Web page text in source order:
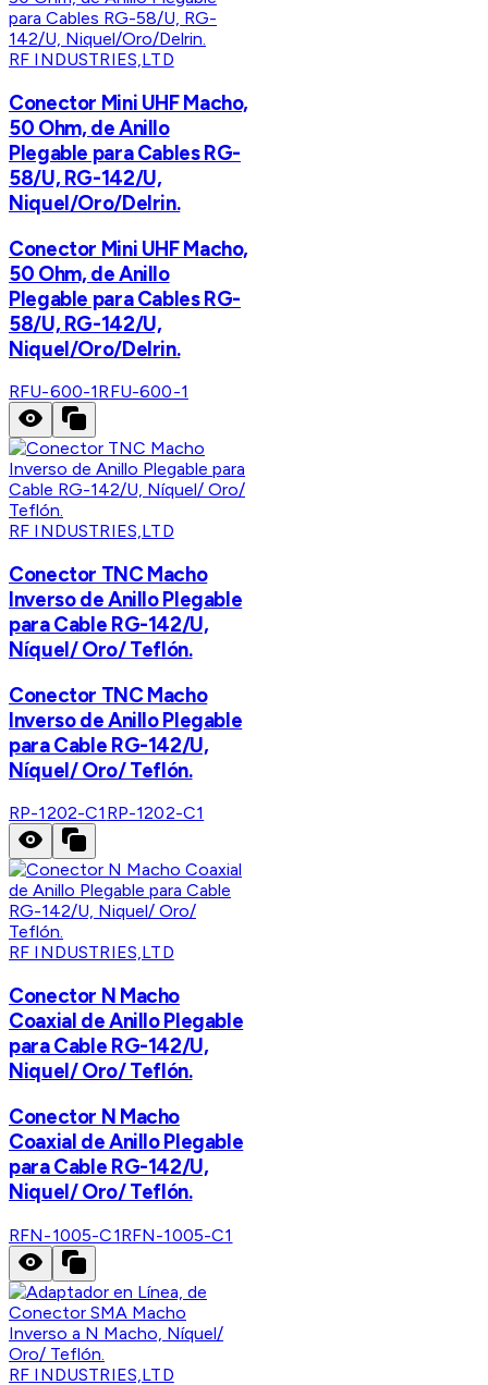
RF INDUSTRIES,LTD
Conector Mini UHF Macho,
50 Ohm, de Anillo
Plegable para Cables RG-
58/U, RG-142/U,
Niquel/Oro/Delrin.
Conector Mini UHF Macho,
50 Ohm, de Anillo
Plegable para Cables RG-
58/U, RG-142/U,
Niquel/Oro/Delrin.
RFU-600-1RFU-600-1
RF INDUSTRIES,LTD
Conector TNC Macho
Inverso de Anillo Plegable
para Cable RG-142/U,
Níquel/ Oro/ Teflón.
Conector TNC Macho
Inverso de Anillo Plegable
para Cable RG-142/U,
Níquel/ Oro/ Teflón.
RP-1202-C1 RP-1202-C1
RF INDUSTRIES,LTD
Conector N Macho
Coaxial de Anillo Plegable
para Cable RG-142/U,
Niquel/ Oro/ Teflón.
Conector N Macho
Coaxial de Anillo Plegable
para Cable RG-142/U,
Niquel/ Oro/ Teflón.
RFN-1005-C1RFN-1005-C1
RF INDUSTRIES,LTD